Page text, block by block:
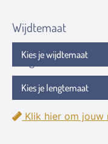
Wijdtemaat
Lengtemaat
Klik hier om jouw